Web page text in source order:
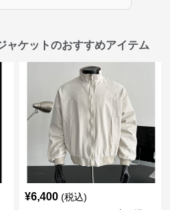
ャケットのおすすめアイテム
¥6,400 (税込)